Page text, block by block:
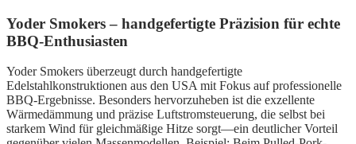
Yoder Smokers – handgefertigte Präzision für echte
BBQ-Enthusiasten
Yoder Smokers überzeugt durch handgefertigte
Edelstahlkonstruktionen aus den USA mit Fokus auf professionelle
BBQ-Ergebnisse. Besonders hervorzuheben ist die exzellente
Wärmedämmung und präzise Luftstromsteuerung, die selbst bei
starkem Wind für gleichmäßige Hitze sorgt—ein deutlicher Vorteil